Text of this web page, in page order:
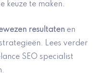
keuze te maken.
resultaten en
Lees verder
SEO specialist